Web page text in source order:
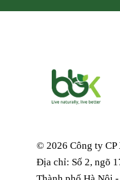
© 2026 Công ty
Địa chỉ: Số 2, ngõ